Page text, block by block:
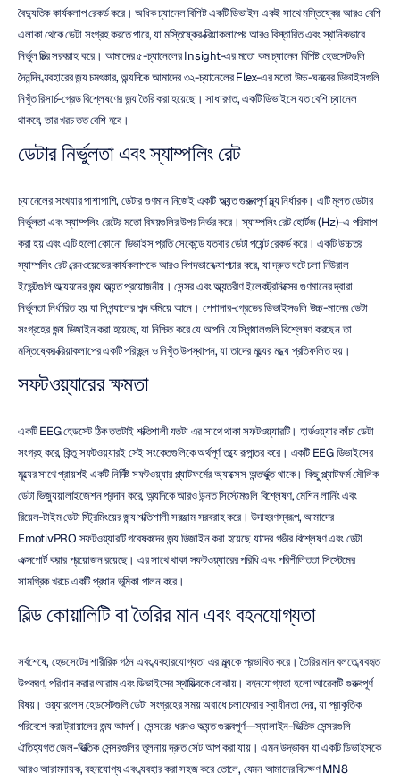
বৈদ্যুতিক কার্যকলাপ রেকর্ড করে। অধিক চ্যানেল বিশিষ্ট একটি ডিভাইস একই সাথে মস্তিষ্কের আরও বেশি
এলাকা থেকে ডেটা সংগ্রহ করতে পারে, যা মস্তিষ্কের ক্রিয়াকলাপের আরও বিস্তারিত এবং স্থানিকভাবে
নির্ভুল চিত্র সরবরাহ করে। আমাদের ৫-চ্যানেলের Insight-এর মতো কম চ্যানেল বিশিষ্ট হেডসেটগুলি
দৈনন্দিন ব্যবহারের জন্য চমৎকার, অন্যদিকে আমাদের ৩২-চ্যানেলের Flex-এর মতো উচ্চ-ঘনত্বের ডিভাইসগুলি
নিখুঁত রিসার্চ-গ্রেড বিশ্লেষণের জন্য তৈরি করা হয়েছে। সাধারণত, একটি ডিভাইসে যত বেশি চ্যানেল
থাকবে, তার খরচ তত বেশি হবে।
ডেটার নির্ভুলতা এবং স্যাম্পলিং রেট
চ্যানেলের সংখ্যার পাশাপাশি, ডেটার গুণমান নিজেই একটি অত্যন্ত গুরুত্বপূর্ণ মূল্য নির্ধারক। এটি মূলত ডেটার
নির্ভুলতা এবং স্যাম্পলিং রেটের মতো বিষয়গুলির উপর নির্ভর করে। স্যাম্পলিং রেট হোর্টজ (Hz)-এ পরিমাপ
করা হয় এবং এটি হলো কোনো ডিভাইস প্রতি সেকেন্ডে যতবার ডেটা পয়েন্ট রেকর্ড করে। একটি উচ্চতর
স্যাম্পলিং রেট ব্রেনওয়েভের কার্যকলাপকে আরও বিশদভাবে ক্যাপচার করে, যা দ্রুত ঘটে চলা নিউরাল
ইভেন্টগুলি অধ্যয়নের জন্য অত্যন্ত প্রয়োজনীয়। সেন্সর এবং অভ্যন্তরীণ ইলেকট্রনিক্সের গুণমানের দ্বারা
নির্ভুলতা নির্ধারিত হয় যা সিগন্যালের শব্দ কমিয়ে আনে। পেশাদার-গ্রেডের ডিভাইসগুলি উচ্চ-মানের ডেটা
সংগ্রহের জন্য ডিজাইন করা হয়েছে, যা নিশ্চিত করে যে আপনি যে সিগন্যালগুলি বিশ্লেষণ করছেন তা
মস্তিষ্কের ক্রিয়াকলাপের একটি পরিচ্ছন্ন ও নিখুঁত উপস্থাপন, যা তাদের মূল্যের মধ্যে প্রতিফলিত হয়।
সফটওয়্যারের ক্ষমতা
একটি EEG হেডসেট ঠিক ততটাই শক্তিশালী যতটা এর সাথে থাকা সফটওয়্যারটি। হার্ডওয়্যার কাঁচা ডেটা
সংগ্রহ করে, কিন্তু সফটওয়্যারই সেই সংকেতগুলিকে অর্থপূর্ণ তথ্যে রূপান্তর করে। একটি EEG ডিভাইসের
মূল্যের সাথে প্রায়শই একটি নির্দিষ্ট সফটওয়্যার প্ল্যাটফর্মের অ্যাক্সেস অন্তর্ভুক্ত থাকে। কিছু প্ল্যাটফর্ম মৌলিক
ডেটা ভিজ্যুয়ালাইজেশন প্রদান করে, অন্যদিকে আরও উন্নত সিস্টেমগুলি বিশ্লেষণ, মেশিন লার্নিং এবং
রিয়েল-টাইম ডেটা স্ট্রিমিংয়ের জন্য শক্তিশালী সরঞ্জাম সরবরাহ করে। উদাহরণস্বরূপ, আমাদের
EmotivPRO সফটওয়্যারটি গবেষকদের জন্য ডিজাইন করা হয়েছে যাদের গভীর বিশ্লেষণ এবং ডেটা
এক্সপোর্ট করার প্রয়োজন রয়েছে। এর সাথে থাকা সফটওয়্যারের পরিধি এবং পরিশীলিততা সিস্টেমের
সামগ্রিক খরচে একটি প্রধান ভূমিকা পালন করে।
বিল্ড কোয়ালিটি বা তৈরির মান এবং বহনযোগ্যতা
সর্বশেষে, হেডসেটের শারীরিক গঠন এবং ব্যবহারযোগ্যতা এর মূল্যকে প্রভাবিত করে। তৈরির মান বলতে ব্যবহৃত
উপকরণ, পরিধান করার আরাম এবং ডিভাইসের স্থায়িত্বকে বোঝায়। বহনযোগ্যতা হলো আরেকটি গুরুত্বপূর্ণ
বিষয়। ওয়্যারলেস হেডসেটগুলি ডেটা সংগ্রহের সময় অবাধে চলাফেরার স্বাধীনতা দেয়, যা প্রাকৃতিক
পরিবেশে করা ট্রায়ালের জন্য আদর্শ। সেন্সরের ধরনও অত্যন্ত গুরুত্বপূর্ণ—স্যালাইন-ভিত্তিক সেন্সরগুলি
ঐতিহ্যগত জেল-ভিত্তিক সেন্সরগুলির তুলনায় দ্রুত সেট আপ করা যায়। এমন উদ্ভাবন যা একটি ডিভাইসকে
আরও আরামদায়ক, বহনযোগ্য এবং ব্যবহার করা সহজ করে তোলে, যেমন আমাদের বিচক্ষণ MN8